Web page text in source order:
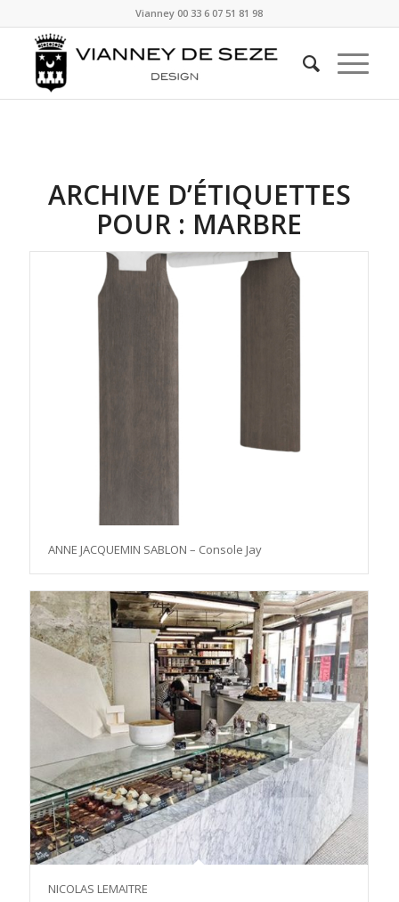
Vianney00 33 6 07 51 81 98
ARCHIVE D’ÉTIQUETTES
POUR : MARBRE
ANNE JACQUEMIN SABLON – Console Jay
NICOLAS LEMAITRE